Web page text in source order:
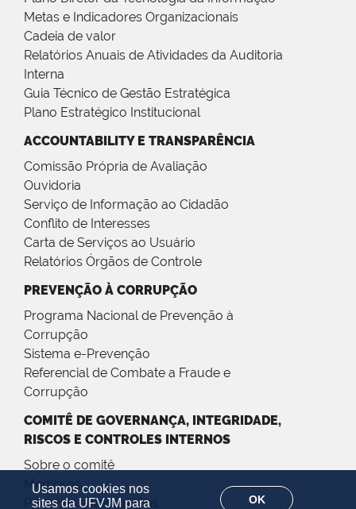
Usamos cookies nos
sites da UFVJM para
OK
Metas e Indicadores Organizacionais
Cadeia de valor
Relatórios Anuais de Atividades da Auditoria
Interna
Guia Técnico de Gestão Estratégica
Plano Estratégico Institucional
ACCOUNTABILITY E TRANSPARÊNCIA
Comissão Própria de Avaliação
Ouvidoria
Serviço de Informação ao Cidadão
Conflito de Interesses
Carta de Serviços ao Usuário
Relatórios Órgãos de Controle
PREVENÇÃO À CORRUPÇÃO
Programa Nacional de Prevenção à
Corrupção
Sistema e-Prevenção
Referencial de Combate a Fraude e
Corrupção
COMITÊ DE GOVERNANÇA, INTEGRIDADE,
RISCOS E CONTROLES INTERNOS
Sobre o comitê
Membros
Portarias e Resoluções